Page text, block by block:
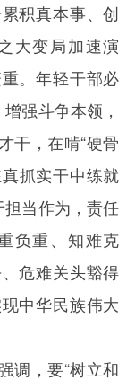
积真本事、创
大变局加速演
。年轻干部必
强斗争本领，
干，在啃“硬骨
抓实干中练就
担当作为，责任
负重、知难克
危难关头豁得
中华民族伟大
调，要“树立和